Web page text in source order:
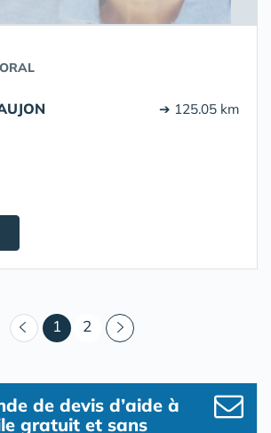
➔ 125.05 km
1 (courant)
2
de devis d’aide à
gratuit et sans